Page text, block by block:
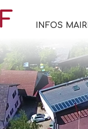
INFOS